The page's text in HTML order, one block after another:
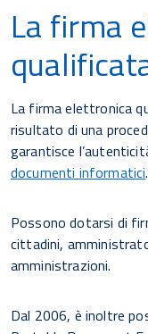
La firma
La firma elettronica
risultato di una
garantisce
documenti informatici.
Possono dotarsi di
cittadini,
amministrazioni.
Dal 2006, è inoltre